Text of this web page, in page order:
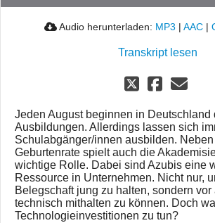
Audio herunterladen: MP3 | AAC |
Transkript lesen
Jeden August beginnen in Deutschland
Ausbildungen. Allerdings lassen sich
Schulabgänger/innen ausbilden.
Geburtenrate spielt auch die
wichtige Rolle. Dabei sind Azubis eine
Ressource in Unternehmen. Nicht nur,
Belegschaft jung zu halten, sondern
technisch mithalten zu können. Doch
Technologieinvestitionen zu tun?